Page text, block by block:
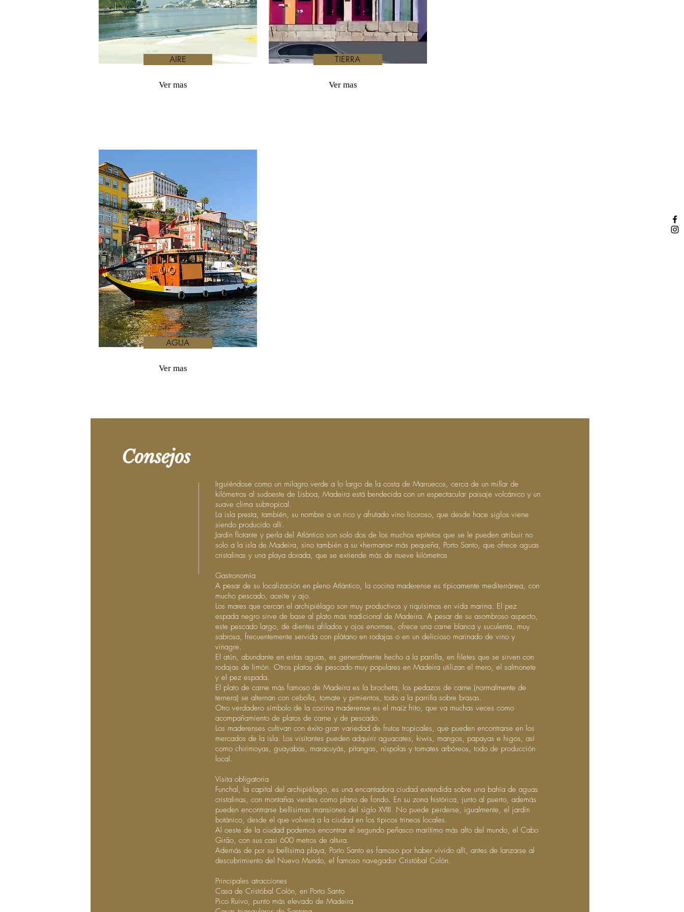
AIRE
Ver mas
TIERRA
Ver mas
AGUA
Ver mas
Consejos
Irguiéndose como un milagro verde a lo largo de la costa de Marruecos, cerca de un millar de
kilómetros al sudoeste de Lisboa, Madeira está bendecida con un espectacular paisaje volcánico y un
suave clima subtropical.
La isla presta, también, su nombre a un rico y afrutado vino licoroso, que desde hace siglos viene
siendo producido allí.
Jardín flotante y perla del Atlántico son solo dos de los muchos epítetos que se le pueden atribuir no
solo a la isla de Madeira, sino también a su «hermana» más pequeña, Porto Santo, que ofrece aguas
cristalinas y una playa dorada, que se extiende más de nueve kilómetros
Gastronomía
A pesar de su localización en pleno Atlántico, la cocina maderense es típicamente mediterránea, con
mucho pescado, aceite y ajo.
Los mares que cercan el archipiélago son muy productivos y riquísimos en vida marina. El pez
espada negro sirve de base al plato más tradicional de Madeira. A pesar de su asombroso aspecto,
este pescado largo, de dientes afilados y ojos enormes, ofrece una carne blanca y suculenta, muy
sabrosa, frecuentemente servida con plátano en rodajas o en un delicioso marinado de vino y
vinagre.
El atún, abundante en estas aguas, es generalmente hecho a la parrilla, en filetes que se sirven con
rodajas de limón. Otros platos de pescado muy populares en Madeira utilizan el mero, el salmonete
y el pez espada.
El plato de carne más famoso de Madeira es la brocheta, los pedazos de carne (normalmente de
ternera) se alternan con cebolla, tomate y pimientos, todo a la parrilla sobre brasas.
Otro verdadero símbolo de la cocina maderense es el maíz frito, que va muchas veces como
acompañamiento de platos de carne y de pescado.
Los maderenses cultivan con éxito gran variedad de frutos tropicales, que pueden encontrarse en los
mercados de la isla. Los visitantes pueden adquirir aguacates, kiwis, mangos, papayas e higos, así
como chirimoyas, guayabas, maracuyás, pitangas, níspolas y tomates arbóreos, todo de producción
local.
Visita obligatoria
Funchal, la capital del archipiélago, es una encantadora ciudad extendida sobre una bahía de aguas
cristalinas, con montañas verdes como plano de fondo. En su zona histórica, junto al puerto, además
pueden encontrarse bellísimas mansiones del siglo XVIII. No puede perderse, igualmente, el jardín
botánico, desde el que volverá a la ciudad en los típicos trineos locales.
Al oeste de la ciudad podemos encontrar el segundo peñasco marítimo más alto del mundo, el Cabo
Girão, con sus casi 600 metros de altura.
Además de por su bellísima playa, Porto Santo es famoso por haber vivido allí, antes de lanzarse al
descubrimiento del Nuevo Mundo, el famoso navegador Cristóbal Colón.
Principales atracciones
Casa de Cristóbal Colón, en Porto Santo
Pico Ruivo, punto más elevado de Madeira